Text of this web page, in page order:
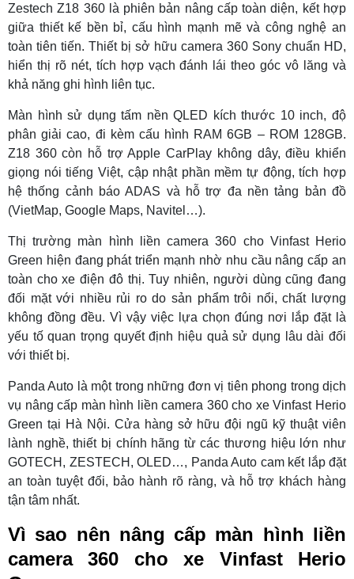
Zestech Z18 360 là phiên bản nâng cấp toàn diện, kết hợp
giữa thiết kế bền bỉ, cấu hình mạnh mẽ và công nghệ an
toàn tiên tiến. Thiết bị sở hữu camera 360 Sony chuẩn HD,
hiển thị rõ nét, tích hợp vạch đánh lái theo góc vô lăng và
khả năng ghi hình liên tục.
Màn hình sử dụng tấm nền QLED kích thước 10 inch, độ
phân giải cao, đi kèm cấu hình RAM 6GB – ROM 128GB.
Z18 360 còn hỗ trợ Apple CarPlay không dây, điều khiển
giọng nói tiếng Việt, cập nhật phần mềm tự động, tích hợp
hệ thống cảnh báo ADAS và hỗ trợ đa nền tảng bản đồ
(VietMap, Google Maps, Navitel…).
Thị trường màn hình liền camera 360 cho Vinfast Herio
Green hiện đang phát triển mạnh nhờ nhu cầu nâng cấp an
toàn cho xe điện đô thị. Tuy nhiên, người dùng cũng đang
đối mặt với nhiều rủi ro do sản phẩm trôi nổi, chất lượng
không đồng đều. Vì vậy việc lựa chọn đúng nơi lắp đặt là
yếu tố quan trọng quyết định hiệu quả sử dụng lâu dài đối
với thiết bị.
Panda Auto là một trong những đơn vị tiên phong trong dịch
vụ nâng cấp màn hình liền camera 360 cho xe Vinfast Herio
Green tại Hà Nội. Cửa hàng sở hữu đội ngũ kỹ thuật viên
lành nghề, thiết bị chính hãng từ các thương hiệu lớn như
GOTECH, ZESTECH, OLED…, Panda Auto cam kết lắp đặt
an toàn tuyệt đối, bảo hành rõ ràng, và hỗ trợ khách hàng
tận tâm nhất.
Vì sao nên nâng cấp màn hình liền
camera 360 cho xe Vinfast Herio